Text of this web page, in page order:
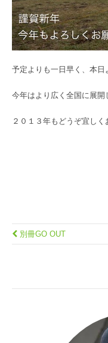
予定よりも一日早く、本日
今年はより広く全国に展開
２０１３年もどうぞ宜しく
別冊GO OUT